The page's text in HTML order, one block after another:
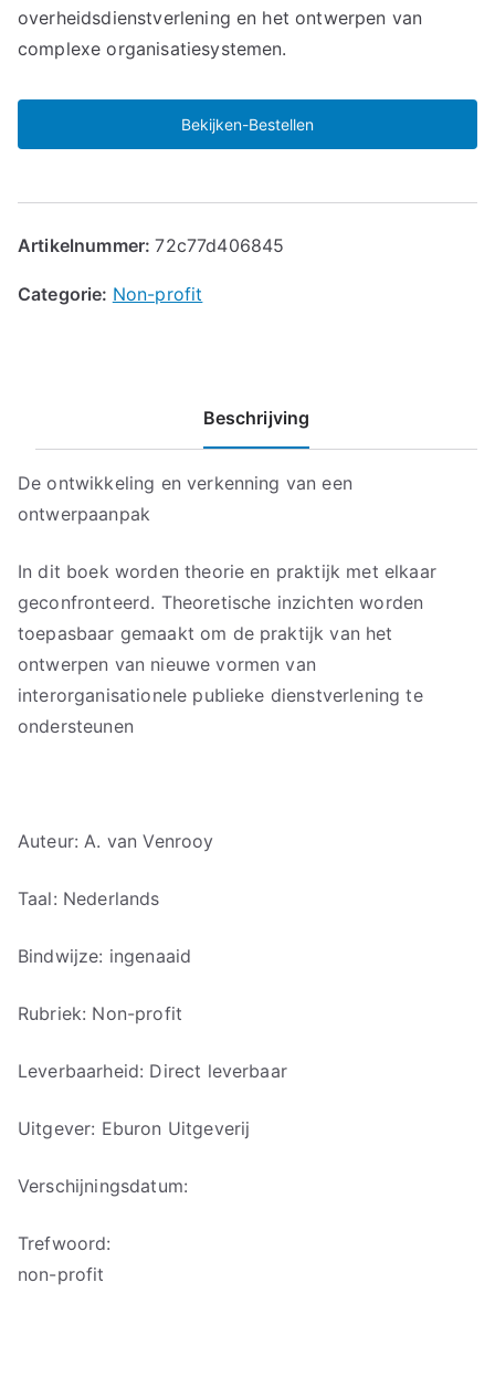
overheidsdienstverlening en het ontwerpen van
complexe organisatiesystemen.
Bekijken-Bestellen
Artikelnummer:72c77d406845
Categorie: Non-profit
Beschrijving
De ontwikkeling en verkenning van een
ontwerpaanpak
In dit boek worden theorie en praktijk met elkaar
geconfronteerd. Theoretische inzichten worden
toepasbaar gemaakt om de praktijk van het
ontwerpen van nieuwe vormen van
interorganisationele publieke dienstverlening te
ondersteunen
Auteur: A. van Venrooy
Taal: Nederlands
Bindwijze: ingenaaid
Rubriek: Non-profit
Leverbaarheid: Direct leverbaar
Uitgever: Eburon Uitgeverij
Verschijningsdatum:
Trefwoord:
non-profit